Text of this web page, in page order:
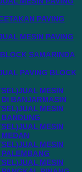
PAVING
MESIN PAVING
SAMARINDA
PAVING BLOCK
MESIN
BANJARMASIN
MESIN
MESIN
MESIN
MESIN